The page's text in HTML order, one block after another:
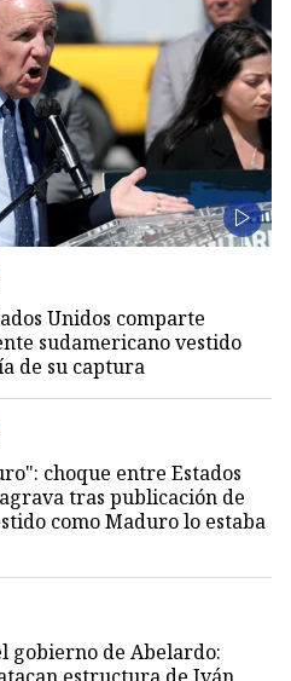
Unidos comparte
sudamericano vestido
de su captura
choque entre Estados
tras publicación de
como Maduro lo estaba
gobierno de Abelardo: